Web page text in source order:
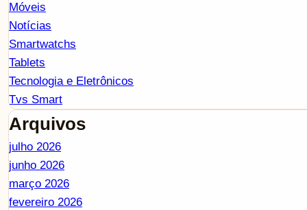
Móveis
Notícias
Smartwatchs
Tablets
Tecnologia e Eletrônicos
Tvs Smart
Arquivos
julho 2026
junho 2026
março 2026
fevereiro 2026